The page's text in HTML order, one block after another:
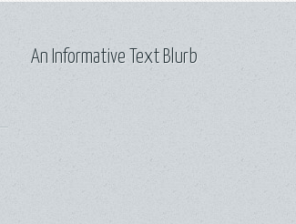
An Informative Text Blurb